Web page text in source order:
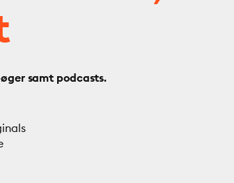
samt podcasts.